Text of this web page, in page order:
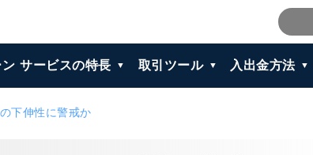
サービスの特長 取引ツール 入出金方法
下伸性に警戒か